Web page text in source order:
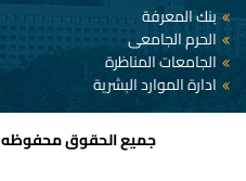
بنك المعرفة
الحرم الجامعى
الجامعات المناظرة
ادارة الموارد البشرية
جميع الحقوق محفوظه